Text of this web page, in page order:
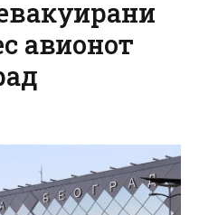
авионот